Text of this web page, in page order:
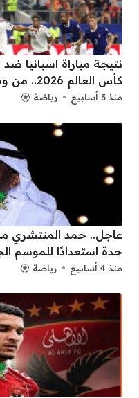
نتيجة مباراة اسبانيا
كأس العالم 2026.. من وصل لنهائي المونديال؟
منذ 3 أسابيع رياضة
عاجل.. حمد المنتشري
جدة استعدادًا للموسم
منذ 4 أسابيع رياضة